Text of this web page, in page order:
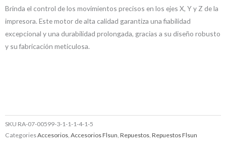
Brinda el control de los movimientos precisos en los ejes X, Y y Z de la
impresora. Este motor de alta calidad garantiza una fiabilidad
excepcional y una durabilidad prolongada, gracias a su diseño robusto
y su fabricación meticulosa.
SKU RA-07-00599-3-1-1-1-4-1-5
CategoriesAccesorios, Accesorios Flsun, Repuestos, Repuestos Flsun